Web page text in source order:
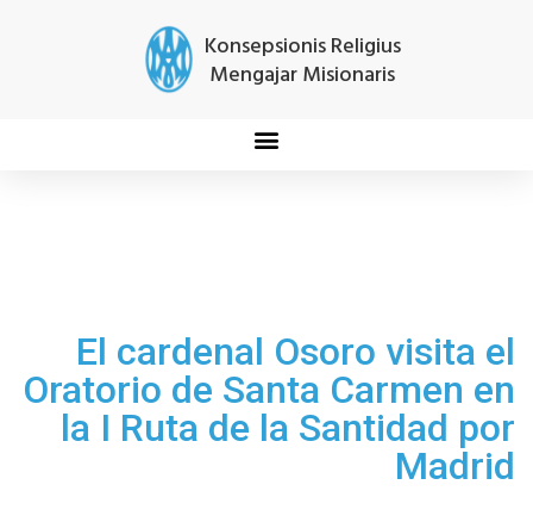
Konsepsionis Religius
Mengajar Misionaris
El cardenal Osoro visita el
Oratorio de Santa Carmen en
la I Ruta de la Santidad por
Madrid